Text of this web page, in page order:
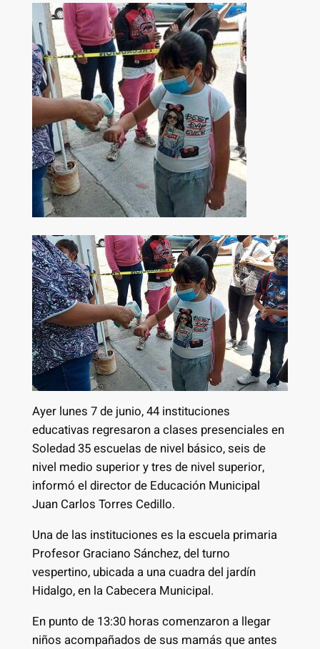
Ayer lunes 7 de junio, 44 instituciones
educativas regresaron a clases presenciales en
Soledad 35 escuelas de nivel básico, seis de
nivel medio superior y tres de nivel superior,
informó el director de Educación Municipal
Juan Carlos Torres Cedillo.
Una de las instituciones es la escuela primaria
Profesor Graciano Sánchez, del turno
vespertino, ubicada a una cuadra del jardín
Hidalgo, en la Cabecera Municipal.
En punto de 13:30 horas comenzaron a llegar
niños acompañados de sus mamás que antes